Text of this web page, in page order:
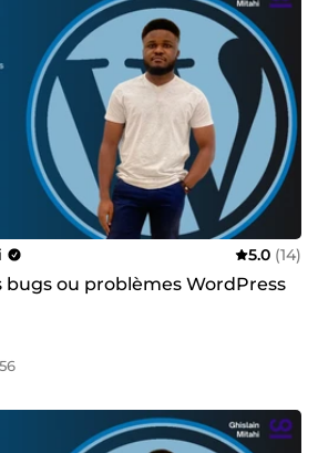
feedbacks réguliers ✅ Livraison
compromis sur la qualité ✅ Solutions
évoluer avec votre business
WordPress, WooCommerce, Go
Node.js, NestJS, Python,
API REST/GraphQL. Vous avez
? Contactez-moi dès aujourd’hui et
vos idées en un projet web
et évolutif
5.0 (14)
bugs ou problèmes WordPress